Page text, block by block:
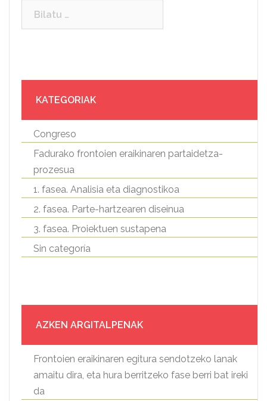
KATEGORIAK
Congreso
Fadurako frontoien eraikinaren partaidetza-
prozesua
1. fasea. Analisia eta diagnostikoa
2. fasea. Parte-hartzearen diseinua
3. fasea. Proiektuen sustapena
Sin categoría
AZKEN ARGITALPENAK
Frontoien eraikinaren egitura sendotzeko lanak
amaitu dira, eta hura berritzeko fase berri bat ireki
da